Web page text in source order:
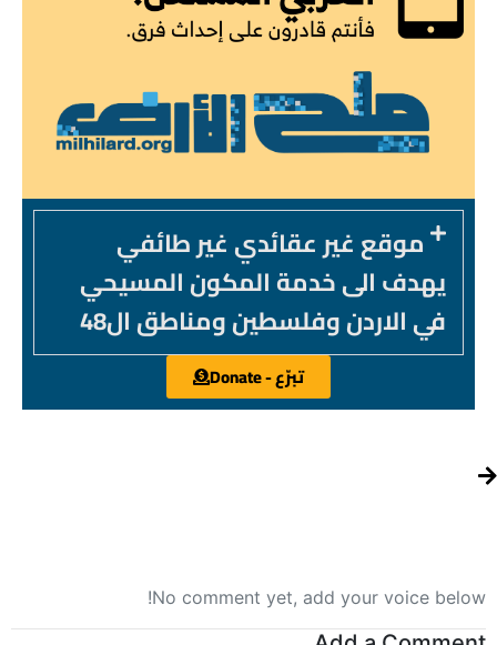
موقع غير عقائدي غير طائفي
يهدف الى خدمة المكون المسيحي
في الاردن وفلسطين ومناطق ال48
تبرّع - Donate
No comment yet, add your voice below!